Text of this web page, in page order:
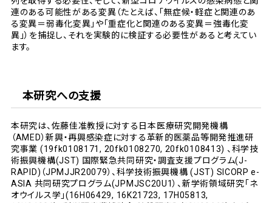
連のある可能性がある変異（たとえば、「無症候・軽症と関連のあ
る変異＝弱毒化変異」や「重症化と関連のある変異＝強毒化変
異」）を捕捉し、それを実験的に検証する必要性があると考えてい
ます。
本研究への支援
本研究は、佐藤佳准教授に対する日本医療研究開発機構
（AMED）新興・再興感染症に対する革新的医薬品等開発推進研
究事業 (19fk0108171, 20fk0108270, 20fk0108413) 、科学技
術振興機構(JST) 国際緊急共同研究・調査支援プログラム(J-
RAPID)（JPMJJR20079）、科学技術振興機構 (JST) SICORP e-
ASIA 共同研究プログラム(JPMJSC20U1）、新学術領域研究「ネ
オウイルス学」(16H06429, 16K21723, 17H05813,